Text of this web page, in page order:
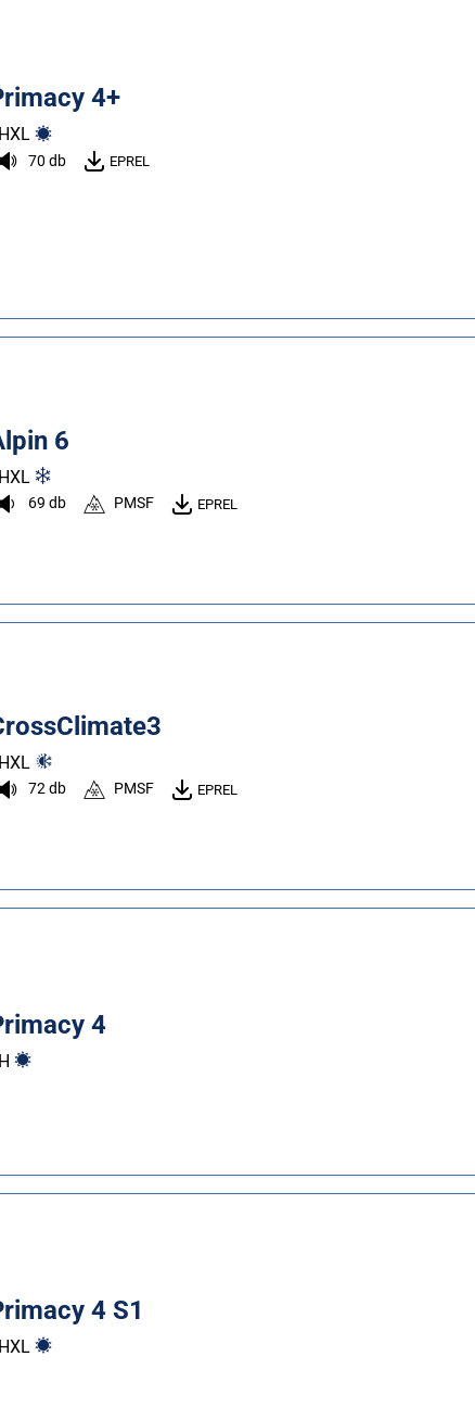
4+
HXL
70 db EPREL
6
HXL
69 db PMSF EPREL
HXL
72 db PMSF EPREL
4
H
4 S1
HXL